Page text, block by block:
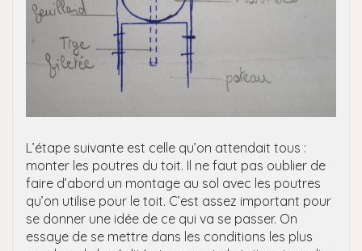
L’étape suivante est celle qu’on attendait tous :
monter les poutres du toit. Il ne faut pas oublier de
faire d’abord un montage au sol avec les poutres
qu’on utilise pour le toit. C’est assez important pour
se donner une idée de ce qui va se passer. On
essaye de se mettre dans les conditions les plus